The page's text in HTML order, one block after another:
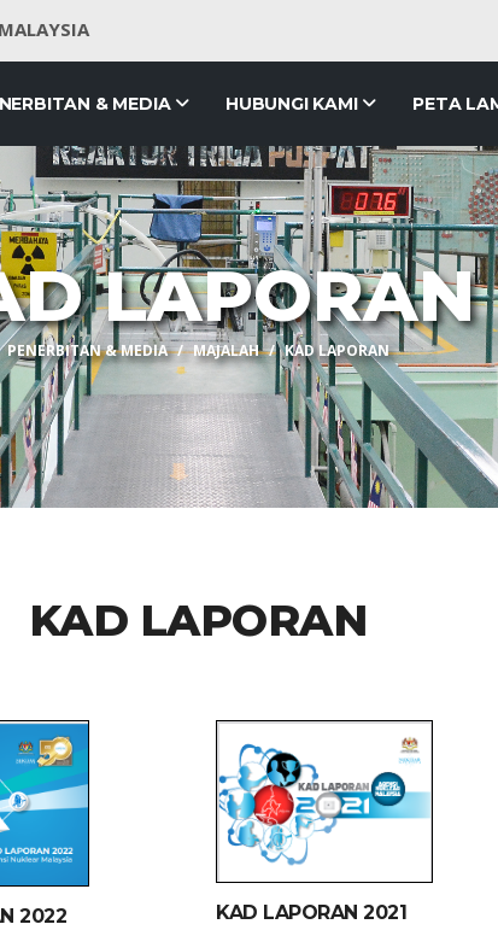
& MEDIA HUBUNGI KAMI PETA
LAPORAN
PENERBITAN & MEDIA MAJALAH KAD LAPORAN
KAD LAPORAN
2022 KAD LAPORAN 2021